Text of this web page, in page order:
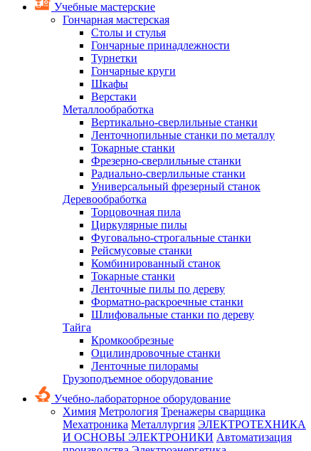
Учебные мастерские
Гончарная мастерская
Столы и стулья
Гончарные принадлежности
Турнетки
Гончарные круги
Шкафы
Верстаки
Металлообработка
Вертикально-сверлильные станки
Ленточнопильные станки по металлу
Токарные станки
Фрезерно-сверлильные станки
Радиально-сверлильные станки
Универсальный фрезерный станок
Деревообработка
Торцовочная пила
Циркулярные пилы
Фуговально-строгальные станки
Рейсмусовые станки
Комбинированный станок
Токарные станки
Ленточные пилы по дереву
Форматно-раскроечные станки
Шлифовальные станки по дереву
Тайга
Кромкообрезные
Оцилиндровочные станки
Ленточные пилорамы
Грузоподъемное оборудование
Учебно-лабораторное оборудование
Химия Метрология Тренажеры сварщика
Мехатроника Металлургия ЭЛЕКТРОТЕХНИКА
И ОСНОВЫ ЭЛЕКТРОНИКИ Автоматизация